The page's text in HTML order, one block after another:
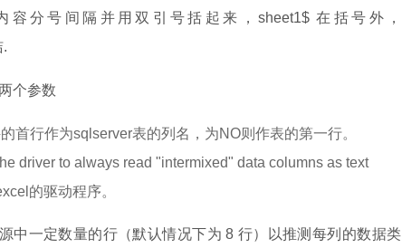
容分号间隔并用双引号括起来，sheet1$ 在括号外，
.
个参数
首行作为sqlserver表的列名，为NO则作表的第一行。
driver to always read "intermixed" data columns as text
的驱动程序。
中一定数量的行（默认情况下为 8 行）以推测每列的数据类